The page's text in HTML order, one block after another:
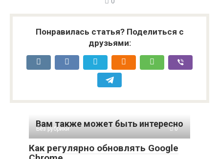
Понравилась статья? Поделиться с
друзьями:
Вам также может быть интересно
Без рубрики 0
Как регулярно обновлять Google